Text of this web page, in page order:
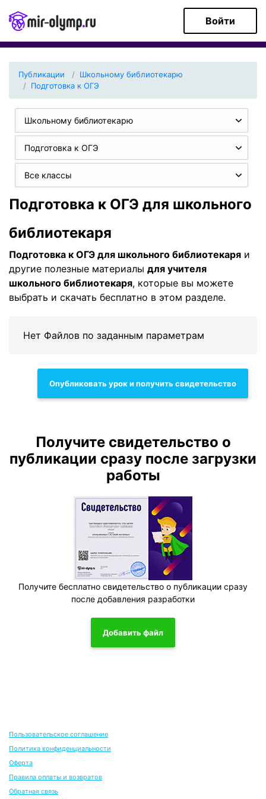
Войти
Публикации
Школьному библиотекарю
Подготовка к ОГЭ
Школьному библиотекарю
Подготовка к ОГЭ
Все классы
Подготовка к ОГЭ для школьного
библиотекаря
Подготовка к ОГЭ для школьного библиотекаря и
другие полезные материалы для учителя
школьного библиотекаря, которые вы можете
выбрать и скачать бесплатно в этом разделе.
Нет Файлов по заданным параметрам
Опубликовать урок и получить свидетельство
Получите свидетельство о
публикации сразу после загрузки
работы
Получите бесплатно свидетельство о публикации сразу
после добавления разработки
Добавить файл
Пользовательское соглашение
Политика конфиденциальности
Оферта
Правила оплаты и возвратов
Обратная связь